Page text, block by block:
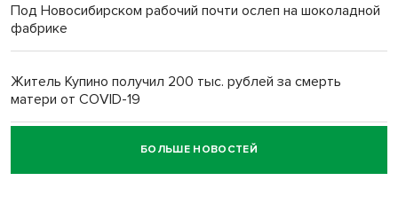
Под Новосибирском рабочий почти ослеп на шоколадной
фабрике
Житель Купино получил 200 тыс. рублей за смерть
матери от COVID-19
Новосибирский суд наказал водителя за смерть
пенсионерки на вокзале
БОЛЬШЕ НОВОСТЕЙ